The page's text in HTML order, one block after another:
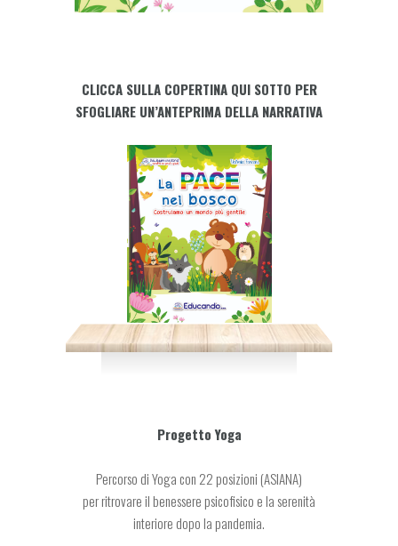
CLICCA SULLA COPERTINA QUI SOTTO PER
SFOGLIARE UN’ANTEPRIMA DELLA NARRATIVA
Progetto Yoga
Percorso di Yoga con 22 posizioni (ASIANA)
per ritrovare il benessere psicofisico e la serenità
interiore dopo la pandemia.